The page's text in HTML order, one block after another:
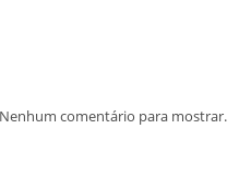
Nenhum comentário para mostrar.